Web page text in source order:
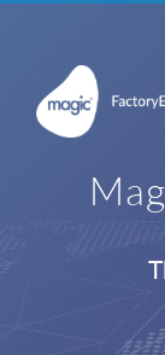
content